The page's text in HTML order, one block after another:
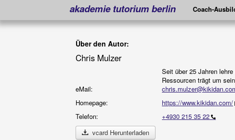
akademie tutorium berlin Coach-
Über den Autor:
Chris Mulzer
Seit über 25 Jahren
Ressourcen trägt um
eMail:
Homepage:
https://www.kikidan.com/
Telefon:
+4930 215 35 22
vcard Herunterladen